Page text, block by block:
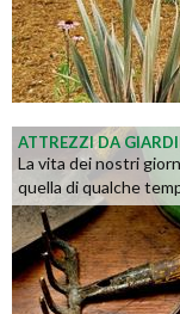
ATTREZZI DA
La vita dei nostri
quella di qualche